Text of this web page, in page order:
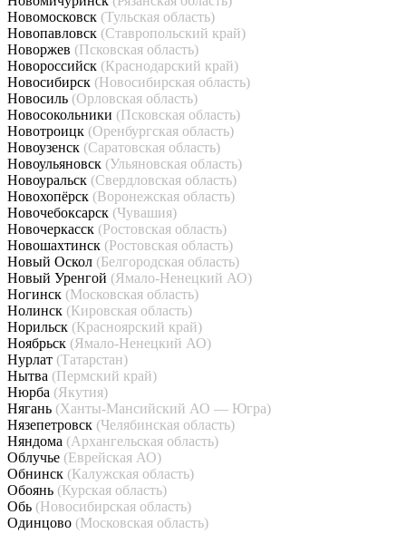
Новомосковск (Тульская область)
Новопавловск (Ставропольский край)
Новоржев (Псковская область)
Новороссийск (Краснодарский край)
Новосибирск (Новосибирская область)
Новосиль (Орловская область)
Новосокольники (Псковская область)
Новотроицк (Оренбургская область)
Новоузенск (Саратовская область)
Новоульяновск (Ульяновская область)
Новоуральск (Свердловская область)
Новохопёрск (Воронежская область)
Новочебоксарск (Чувашия)
Новочеркасск (Ростовская область)
Новошахтинск (Ростовская область)
Новый Оскол (Белгородская область)
Новый Уренгой (Ямало-Ненецкий АО)
Ногинск (Московская область)
Нолинск (Кировская область)
Норильск (Красноярский край)
Ноябрьск (Ямало-Ненецкий АО)
Нурлат (Татарстан)
Нытва (Пермский край)
Нюрба (Якутия)
Нягань (Ханты-Мансийский АО — Югра)
Нязепетровск (Челябинская область)
Няндома (Архангельская область)
Облучье (Еврейская АО)
Обнинск (Калужская область)
Обоянь (Курская область)
Обь (Новосибирская область)
Одинцово (Московская область)